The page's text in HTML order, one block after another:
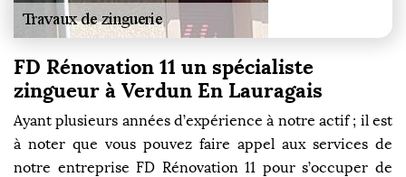
FD Rénovation 11 un spécialiste
zingueur à Verdun En Lauragais
Ayant plusieurs années d’expérience à notre actif ; il est
à noter que vous pouvez faire appel aux services de
notre entreprise FD Rénovation 11 pour s’occuper de